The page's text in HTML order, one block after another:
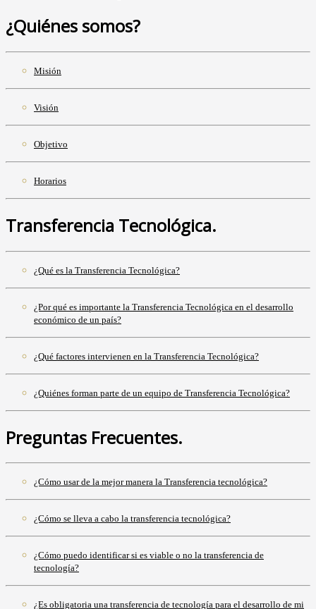
¿Quiénes somos?
Misión
Visión
Objetivo
Horarios
Transferencia Tecnológica.
¿Qué es la Transferencia Tecnológica?
¿Por qué es importante la Transferencia Tecnológica en el desarrollo
económico de un país?
¿Qué factores intervienen en la Transferencia Tecnológica?
¿Quiénes forman parte de un equipo de Transferencia Tecnológica?
Preguntas Frecuentes.
¿Cómo usar de la mejor manera la Transferencia tecnológica?
¿Cómo se lleva a cabo la transferencia tecnológica?
¿Cómo puedo identificar si es viable o no la transferencia de
tecnología?
¿Es obligatoria una transferencia de tecnología para el desarrollo de mi